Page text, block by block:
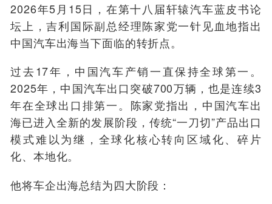
2026年5月15日，在第十八届轩辕汽车蓝皮书论
坛上，吉利国际副总经理陈家党一针见血地指出
中国汽车出海当下面临的转折点。
过去17年，中国汽车产销一直保持全球第一。
2025年，中国汽车出口突破700万辆，也是连续3
年在全球出口排第一。陈家党指出，中国汽车出
海已进入全新的发展阶段，传统“一刀切”产品出口
模式难以为继，全球化核心转向区域化、碎片
化、本地化。
他将车企出海总结为四大阶段：